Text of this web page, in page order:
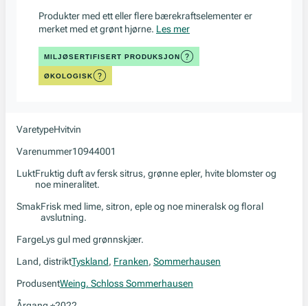
Produkter med ett eller flere bærekraftselementer er
merket med et grønt hjørne. Les mer
MILJØSERTIFISERT PRODUKSJON
ØKOLOGISK
VaretypeHvitvin
Varenummer10944001
LuktFruktig duft av fersk sitrus, grønne epler, hvite blomster og
noe mineralitet.
SmakFrisk med lime, sitron, eple og noe mineralsk og floral
avslutning.
FargeLys gul med grønnskjær.
Land, distriktTyskland, Franken, Sommerhausen
ProdusentWeing. Schloss Sommerhausen